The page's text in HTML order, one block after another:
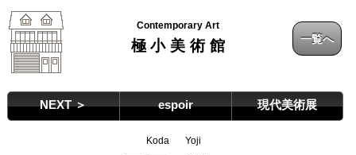
Contemporary Art
極小美術館
NEXT ＞ espoir 現代美術展
一覧へ
Koda Yoji